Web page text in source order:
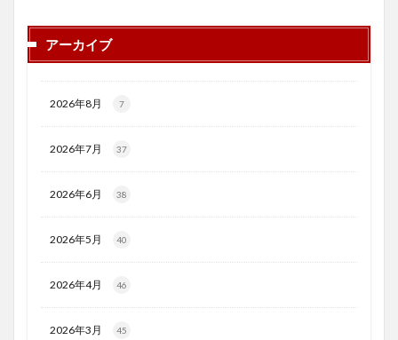
アーカイブ
2026年8月 7
2026年7月 37
2026年6月 38
2026年5月 40
2026年4月 46
2026年3月 45